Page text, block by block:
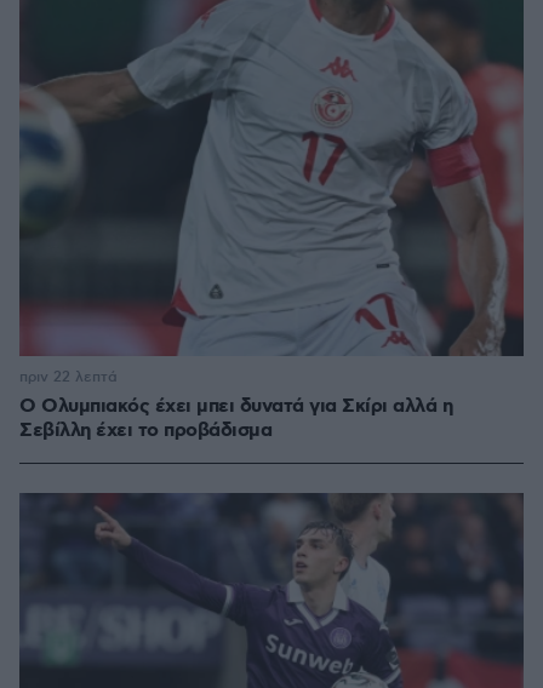
Ο Ολυμπιακός έχει μπει δυνατά για Σκίρι αλλά η
Σεβίλλη έχει το προβάδισμα
πριν 22 λεπτά